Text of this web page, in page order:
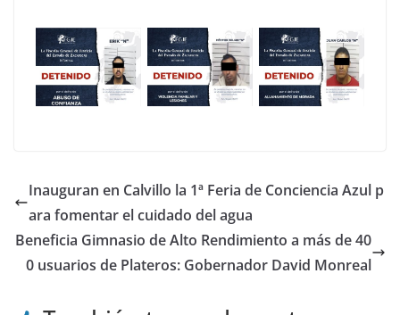
Inauguran en Calvillo la 1ª Feria de Conciencia Azul p
ara fomentar el cuidado del agua
Beneficia Gimnasio de Alto Rendimiento a más de 40
0 usuarios de Plateros: Gobernador David Monreal